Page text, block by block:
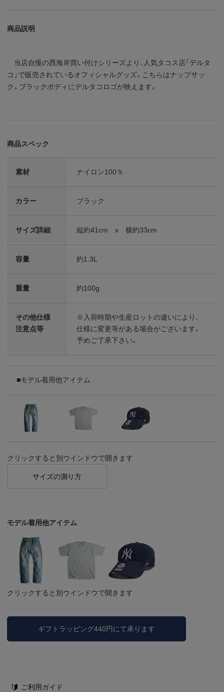
商品説明
当店自慢の西海岸買い付けシリーズより、人気タコス店「デルタ
コ」で販売されているオフィシャルグッズ。こちらはナップサッ
ク。ブラックボディにデルタコロゴが映えます。
商品スペック
素材 ナイロン100％
カラー ブラック
サイズ詳細 縦約41cm x 横約33cm
容量 約1.3L
重量 約100g
その他仕様
注意点等
※入荷時期や生産ロットの違いにより、
仕様に変更等がある場合がございます。
予めご了承下さい。
■モデル着用他アイテム
クリックすると別ウインドウで開きます
サイズの測り方
モデル着用他アイテム
クリックすると別ウインドウで開きます
ギフトラッピング440円にて承ります
ご利用ガイド